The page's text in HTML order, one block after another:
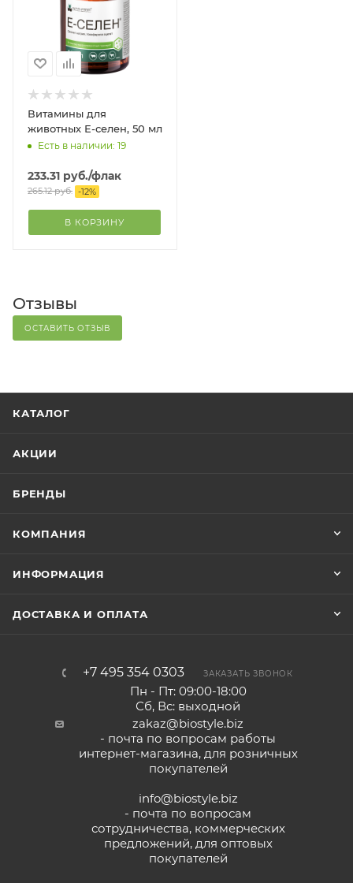
Витамины для
животных Е-селен, 50 мл
Есть в наличии: 19
233.31 руб./флак
265.12руб. -12%
В КОРЗИНУ
Отзывы
ОСТАВИТЬ ОТЗЫВ
КАТАЛОГ
АКЦИИ
БРЕНДЫ
КОМПАНИЯ
ИНФОРМАЦИЯ
ДОСТАВКА И ОПЛАТА
+7 495 354 0303 ЗАКАЗАТЬ ЗВОНОК
Пн - Пт: 09:00-18:00
Сб, Вс: выходной
zakaz@biostyle.biz
- почта по вопросам работы
интернет-магазина, для розничных
покупателей
info@biostyle.biz
- почта по вопросам
сотрудничества, коммерческих
предложений, для оптовых
покупателей